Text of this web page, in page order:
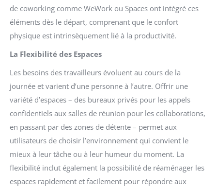
de coworking comme WeWork ou Spaces ont intégré ces
éléments dès le départ, comprenant que le confort
physique est intrinsèquement lié à la productivité.
La Flexibilité des Espaces
Les besoins des travailleurs évoluent au cours de la
journée et varient d’une personne à l’autre. Offrir une
variété d’espaces – des bureaux privés pour les appels
confidentiels aux salles de réunion pour les collaborations,
en passant par des zones de détente – permet aux
utilisateurs de choisir l’environnement qui convient le
mieux à leur tâche ou à leur humeur du moment. La
flexibilité inclut également la possibilité de réaménager les
espaces rapidement et facilement pour répondre aux